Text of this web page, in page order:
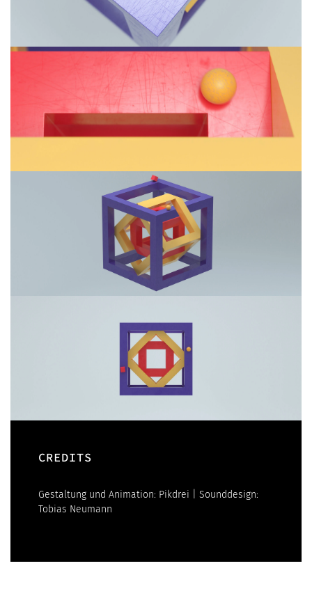
CREDITS
Gestaltung und Animation: Pikdrei | Sounddesign:
Tobias Neumann